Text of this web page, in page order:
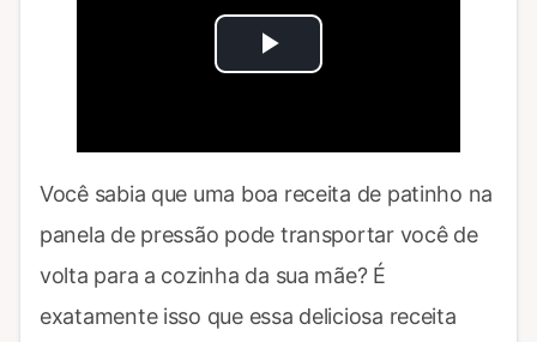
Play
Você sabia que uma boa receita de patinho na
panela de pressão pode transportar você de
volta para a cozinha da sua mãe? É
exatamente isso que essa deliciosa receita